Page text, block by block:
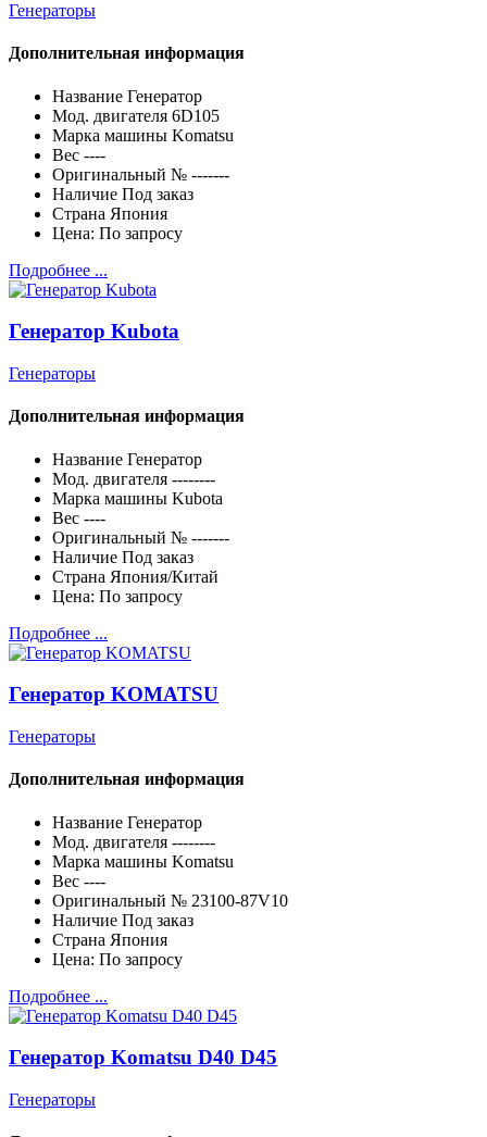
Генераторы
Дополнительная информация
Название Генератор
Мод. двигателя 6D105
Марка машины Komatsu
Вес ----
Оригинальный № -------
Наличие Под заказ
Страна Япония
Цена: По запросу
Подробнее ...
Генератор Kubota
Генераторы
Дополнительная информация
Название Генератор
Мод. двигателя --------
Марка машины Kubota
Вес ----
Оригинальный № -------
Наличие Под заказ
Страна Япония/Китай
Цена: По запросу
Подробнее ...
Генератор KOMATSU
Генераторы
Дополнительная информация
Название Генератор
Мод. двигателя --------
Марка машины Komatsu
Вес ----
Оригинальный № 23100-87V10
Наличие Под заказ
Страна Япония
Цена: По запросу
Подробнее ...
Генератор Komatsu D40 D45
Генераторы